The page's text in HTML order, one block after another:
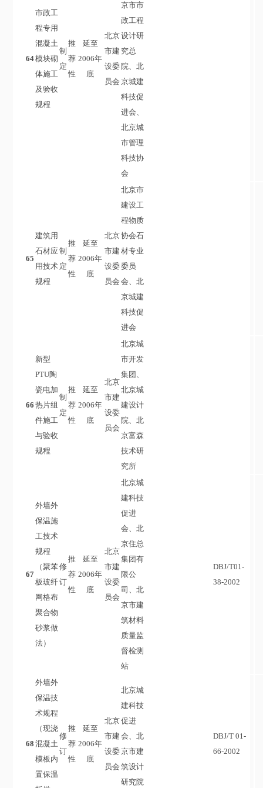
64
市政工
程专用
混凝土
模块砌
体施工
及验收
规程
制
定
推
荐
性
延至
2006年
底
北京
市建
设委
员会
京市市
政工程
设计研
究总
院、北
京城建
科技促
进会、
北京城
市管理
科技协
会
65
建筑用
石材应
用技术
规程
制
定
推
荐
性
延至
2006年
底
北京
市建
设委
员会
北京市
建设工
程物质
协会石
材专业
委员
会、北
京城建
科技促
进会
66
新型
PTU陶
瓷电加
热片组
件施工
与验收
规程
制
定
推
荐
性
延至
2006年
底
北京
市建
设委
员会
北京城
市开发
集团、
北京城
建设计
院、北
京富森
技术研
究所
67
外墙外
保温施
工技术
规程
（聚苯
板玻纤
网格布
聚合物
砂浆做
法）
修
订
推
荐
性
延至
2006年
底
北京
市建
设委
员会
北京城
建科技
促进
会、北
京住总
集团有
限公
司、北
京市建
筑材料
质量监
督检测
站
DBJ/T01-
38-2002
68
外墙外
保温技
术规程
（现浇
混凝土
模板内
置保温
修
订
推
荐
性
延至
2006年
底
北京
市建
设委
员会
北京城
建科技
促进
会、北
京市建
筑设计
研究院
DBJ/T 01-
66-2002